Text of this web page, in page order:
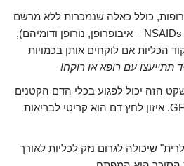
כולל כאלה שנמכרות ללא מרשם
(כמו משככי כאבים מסוג NSAIDs – איבופרופן, נורופן ודומיהם),
הכליות אם לוקחים אותן בכמויות
תתייעצו עם רופא או רוקח!
הזה יכול לפגוע בכלי הדם הקטנים
בכליות, ולהוריד את ה-GFR. איזון לחץ דם הוא קריטי לבריאות
שיכולה לגרום נזק לכליות לאורך